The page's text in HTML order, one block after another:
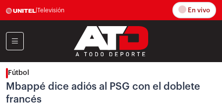
Televisión En vivo
Fútbol
Mbappé dice adiós al PSG con el doblete
francés